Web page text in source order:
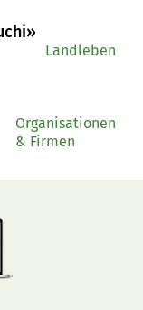
Landleben
Organisationen
& Firmen